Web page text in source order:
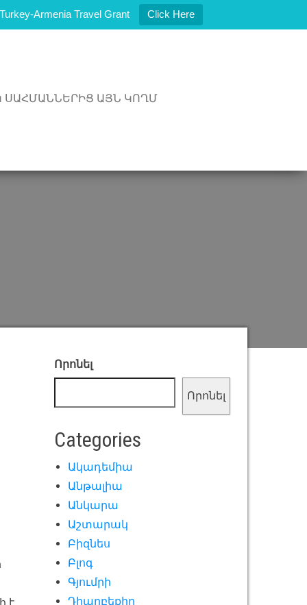
Armenia Travel Grant Click Here
ՍԱՀՄԱՆՆԵՐԻՑ ԱՅՆ ԿՈՂՄ
Որոնել
Որոնել
Categories
Ակադեմիա
Անթալիա
Անկարա
Աշտարակ
Բիզնես
Բլոգ
Գյումրի
Դիարբեքիր